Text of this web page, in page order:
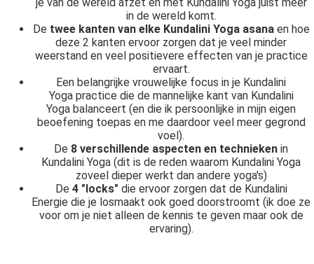
je van de wereld afzet en met Kundalini Yoga juist meer
in de wereld komt.
De twee kanten van elke Kundalini Yoga asanaen hoe
deze 2 kanten ervoor zorgen dat je veel minder
weerstand en veel positievere effecten van je practice
ervaart.
Een belangrijke vrouwelijke focus in je Kundalini
Yoga practice die de mannelijke kant van Kundalini
Yoga balanceert (en die ik persoonlijke in mijn eigen
beoefening toepas en me daardoor veel meer gegrond
voel).
De 8 verschillende aspecten en technieken in
Kundalini Yoga (dit is de reden waarom Kundalini Yoga
zoveel dieper werkt dan andere yoga's)
De 4 "locks" die ervoor zorgen dat de Kundalini
Energie die je losmaakt ook goed doorstroomt (ik doe ze
voor om je niet alleen de kennis te geven maar ook de
ervaring).